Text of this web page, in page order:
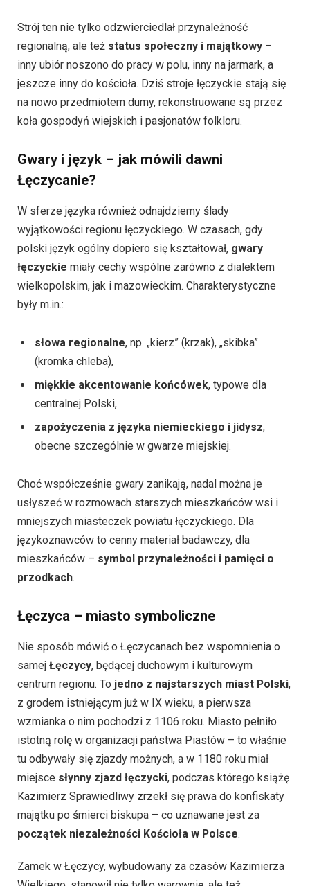
Strój ten nie tylko odzwierciedlał przynależność
regionalną, ale też status społeczny i majątkowy –
inny ubiór noszono do pracy w polu, inny na jarmark, a
jeszcze inny do kościoła. Dziś stroje łęczyckie stają się
na nowo przedmiotem dumy, rekonstruowane są przez
koła gospodyń wiejskich i pasjonatów folkloru.
Gwary i język – jak mówili dawni
Łęczycanie?
W sferze języka również odnajdziemy ślady
wyjątkowości regionu łęczyckiego. W czasach, gdy
polski język ogólny dopiero się kształtował, gwary
łęczyckie miały cechy wspólne zarówno z dialektem
wielkopolskim, jak i mazowieckim. Charakterystyczne
były m.in.:
słowa regionalne, np. „kierz” (krzak), „skibka”
(kromka chleba),
miękkie akcentowanie końcówek, typowe dla
centralnej Polski,
zapożyczenia z języka niemieckiego i jidysz,
obecne szczególnie w gwarze miejskiej.
Choć współcześnie gwary zanikają, nadal można je
usłyszeć w rozmowach starszych mieszkańców wsi i
mniejszych miasteczek powiatu łęczyckiego. Dla
językoznawców to cenny materiał badawczy, dla
mieszkańców – symbol przynależności i pamięci o
przodkach.
Łęczyca – miasto symboliczne
Nie sposób mówić o Łęczycanach bez wspomnienia o
samej Łęczycy, będącej duchowym i kulturowym
centrum regionu. To jedno z najstarszych miast Polski,
z grodem istniejącym już w IX wieku, a pierwsza
wzmianka o nim pochodzi z 1106 roku. Miasto pełniło
istotną rolę w organizacji państwa Piastów – to właśnie
tu odbywały się zjazdy możnych, a w 1180 roku miał
miejsce słynny zjazd łęczycki, podczas którego książę
Kazimierz Sprawiedliwy zrzekł się prawa do konfiskaty
majątku po śmierci biskupa – co uznawane jest za
początek niezależności Kościoła w Polsce.
Zamek w Łęczycy, wybudowany za czasów Kazimierza